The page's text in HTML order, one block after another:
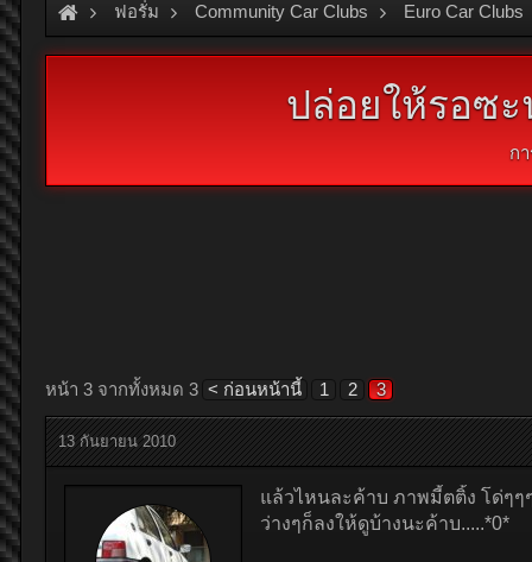
ฟอรั่ม Community Car Clubs Euro Car Clubs
ปล่อยให้รอซ
ก
หน้า 3 จากทั้งหมด 3 < ก่อนหน้านี้ 1 2 3
13 กันยายน 2010
แล้วไหนละค้าบ ภาพมี้ตติ้ง โด่ๆๆ
ว่างๆก็ลงให้ดูบ้างนะค้าบ.....*0*